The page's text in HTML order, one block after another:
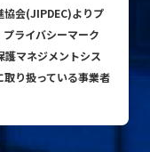
協会(JIPDEC)よりプ
ライバシーマーク
マネジメントシス
り扱っている事業者